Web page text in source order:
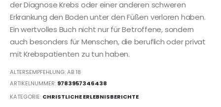
der Diagnose Krebs oder einer anderen schweren
Erkrankung den Boden unter den Füßen verloren haben.
Ein wertvolles Buch nicht nur für Betroffene, sondern
auch besonders für Menschen, die beruflich oder privat
mit Krebspatienten zu tun haben.
ALTERSEMPFEHLUNG: AB 18
ARTIKELNUMMER: 9783957346438
KATEGORIE: CHRISTLICHE ERLEBNISBERICHTE